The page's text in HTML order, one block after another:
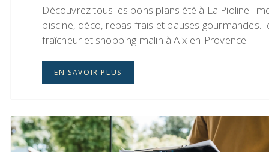
Découvrez tous les bons plans été à La Pioline :
piscine, déco, repas frais et pauses gourmandes.
fraîcheur et shopping malin à Aix-en-Provence !
EN SAVOIR PLUS